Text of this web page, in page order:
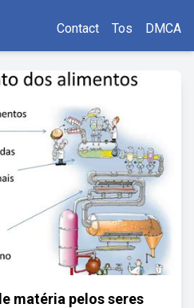
Contact Tos DMCA
matéria pelos seres